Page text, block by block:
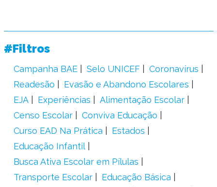
#Filtros
Campanha BAE Selo UNICEF
Coronavírus
Readesão
Evasão e Abandono Escolares
EJA
Experiências
Alimentação Escolar
Censo Escolar
Conviva Educação
Curso EAD Na Prática
Estados
Educação Infantil
Busca Ativa Escolar em Pílulas
Transporte Escolar
Educação Básica